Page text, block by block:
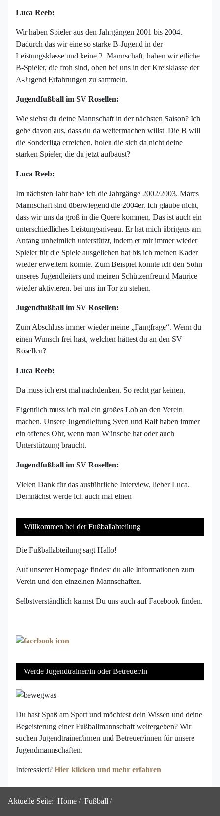
Luca Reeb:
Wir haben Spieler aus den Jahrgängen 2001 bis 2004.
Dadurch das wir eine so starke B-Jugend in der
Leistungsklasse und keine 2. Mannschaft, haben wir etliche
B-Spieler, die froh sind, oben bei uns in der Kreisklasse der
A-Jugend Erfahrungen zu sammeln.
Jugendfußball im SV Rosellen:
Wie siehst du deine Mannschaft in der nächsten Saison? Ich
gehe davon aus, dass du da weitermachen willst. Die B will
die Sonderliga erreichen, holen die sich da nicht deine
starken Spieler, die du jetzt aufbaust?
Luca Reeb:
Im nächsten Jahr habe ich die Jahrgänge 2002/2003. Marcs
Mannschaft sind überwiegend die 2004er. Ich glaube nicht,
dass wir uns da groß in die Quere kommen. Das ist auch ein
unterschiedliches Leistungsniveau. Er hat mich übrigens am
Anfang unheimlich unterstützt, indem er mir immer wieder
Spieler für die Spiele ausgeliehen hat bis ich meinen Kader
wieder erweitern konnte. Zum Beispiel konnte ich den Sohn
unseres Jugendleiters und meinen Schützenfreund Maurice
wieder aktivieren, bei uns im Tor zu stehen.
Jugendfußball im SV Rosellen:
Zum Abschluss immer wieder meine „Fangfrage“. Wenn du
einen Wunsch frei hast, welchen hättest du an den SV
Rosellen?
Luca Reeb:
Da muss ich erst mal nachdenken. So recht gar keinen.
Eigentlich muss ich mal ein großes Lob an den Verein
machen. Unsere Jugendleitung Sven und Ralf haben immer
ein offenes Ohr, wenn man Wünsche hat oder auch
Unterstützung braucht.
Jugendfußball im SV Rosellen:
Vielen Dank für das ausführliche Interview, lieber Luca.
Demnächst werde ich auch mal einen
Willkommen bei der Fußballabteilung
Die Fußballabteilung sagt Hallo!
Auf unserer Homepage findest du alle Informationen zum
Verein und den einzelnen Mannschaften.
Selbstverständlich kannst Du uns auch auf Facebook finden.
Werde Jugendtrainer/in oder Betreuer/in
Du hast Spaß am Sport und möchtest dein Wissen und deine
Begeisterung einer Fußballmannschaft weitergeben? Wir
suchen Jugendtrainer/innen und Betreuer/innen für unsere
Jugendmannschaften.
Interessiert? Hier klicken und mehr erfahren
Aktuelle Seite: Home Fußball